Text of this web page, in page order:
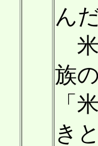
ん
米
族
「
き